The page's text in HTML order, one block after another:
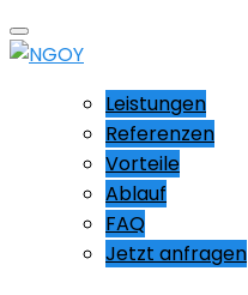
Leistungen
Referenzen
Vorteile
Ablauf
FAQ
Jetzt anfragen